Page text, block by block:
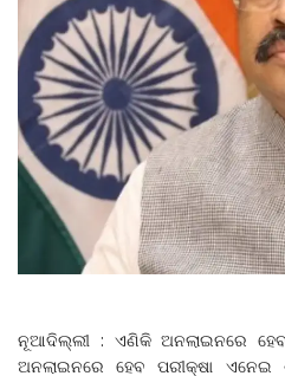
ନୂଆଦିଲ୍ଲୀ : ଏଣିକି ଅନଲାଇନରେ ହେବ
ଅନଲାଇନରେ ହେବ ପରୀକ୍ଷା ଏନେଇ